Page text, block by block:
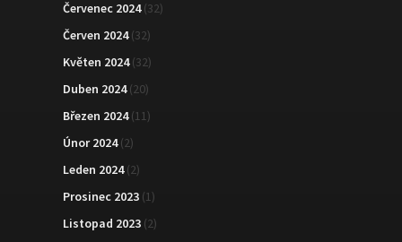
Červenec 2024(32)
Červen 2024(32)
Květen 2024(32)
Duben 2024(20)
Březen 2024(11)
Únor 2024(2)
Leden 2024(2)
Prosinec 2023 (1)
Listopad 2023 (2)